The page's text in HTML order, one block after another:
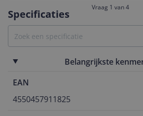
Specificaties
Belangrijkste
EAN
4550457911825
Vraag 1 van 4